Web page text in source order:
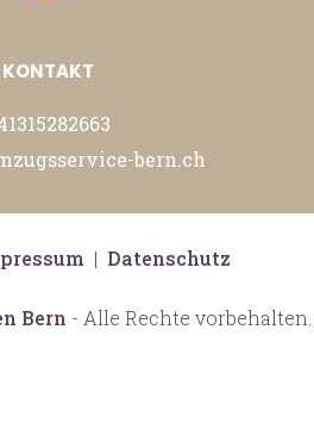
KONTAKT
bern.ch
Bern - Alle Rechte vorbehalten.
| Datenschutz